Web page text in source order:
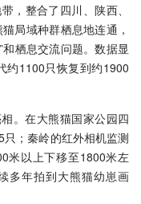
，整合了四川、陕西、
局域种群栖息地连通，
栖息交流问题。数据显
约1100只恢复到约1900
。在大熊猫国家公园四
；秦岭的红外相机监测
米以上下移至1800米左
多年拍到大熊猫幼崽画